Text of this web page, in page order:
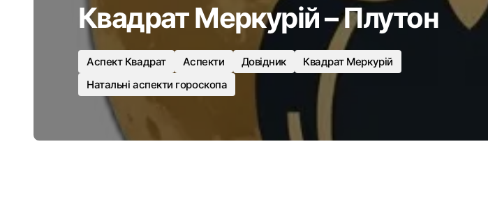
Квадрат Меркурій – Плутон
Аспект Квадрат Аспекти Довідник
Квадрат Меркурій
Натальні аспекти гороскопа